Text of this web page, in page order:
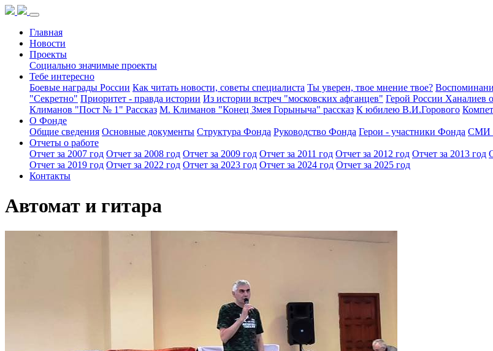
Главная
Новости
Проекты
Социально значимые проекты
Тебе интересно
Боевые награды России Как читать новости, советы специалиста Ты уверен, твое мнение твое?
"Секретно" Приоритет - правда истории Из истории встреч "московских афганцев" Герой России Ханалиев
Климанов "Пост № 1" Рассказ М. Климанов "Конец Змея Горыныча" рассказ К юбилею В.И.Горового
О Фонде
Общие сведения Основные документы Структура Фонда Руководство Фонда Герои - участники Фонда СМИ
Отчеты о работе
Отчет за 2007 год Отчет за 2008 год Отчет за 2009 год Отчет за 2011 год Отчет за 2012 год Отчет за 2013 год
Отчет за 2019 год Отчет за 2022 год Отчет за 2023 год Отчет за 2024 год Отчет за 2025 год
Контакты
Автомат и гитара